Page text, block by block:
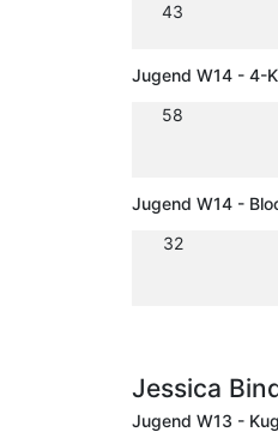
43
Jugend W14 - 4-
58
Jugend W14 -
32
Jessica
Jugend W13 -